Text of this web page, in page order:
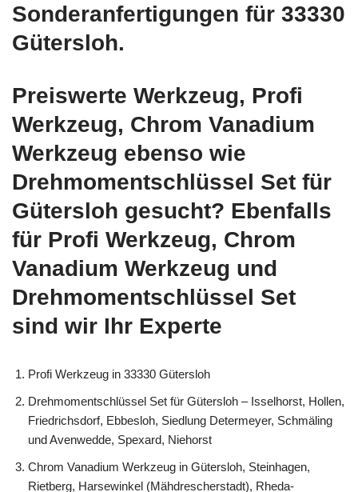
Sonderanfertigungen für 33330
Gütersloh.
Preiswerte Werkzeug, Profi
Werkzeug, Chrom Vanadium
Werkzeug ebenso wie
Drehmomentschlüssel Set für
Gütersloh gesucht? Ebenfalls
für Profi Werkzeug, Chrom
Vanadium Werkzeug und
Drehmomentschlüssel Set
sind wir Ihr Experte
Profi Werkzeug in 33330 Gütersloh
Drehmomentschlüssel Set für Gütersloh – Isselhorst, Hollen,
Friedrichsdorf, Ebbesloh, Siedlung Determeyer, Schmäling
und Avenwedde, Spexard, Niehorst
Chrom Vanadium Werkzeug in Gütersloh, Steinhagen,
Rietberg, Harsewinkel (Mähdrescherstadt), Rheda-